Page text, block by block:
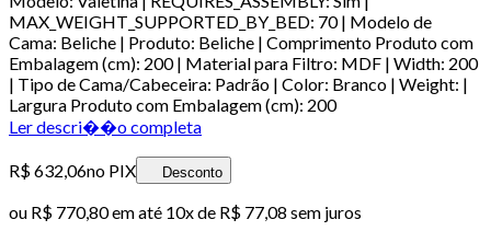
MAX_WEIGHT_SUPPORTED_BY_BED: 70 | Modelo de
Cama: Beliche | Produto: Beliche | Comprimento Produto com
Embalagem (cm): 200 | Material para Filtro: MDF | Width: 200
| Tipo de Cama/Cabeceira: Padrão | Color: Branco | Weight: |
Largura Produto com Embalagem (cm): 200
Ler descri��o completa
R$ 632,06no PIX Desconto
ou R$ 770,80em até 10x de R$ 77,08 sem juros